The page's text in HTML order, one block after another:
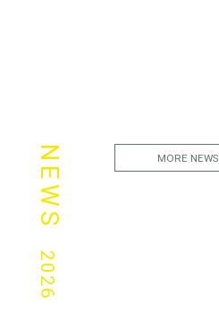
NEWS
2026
MORE NEWS